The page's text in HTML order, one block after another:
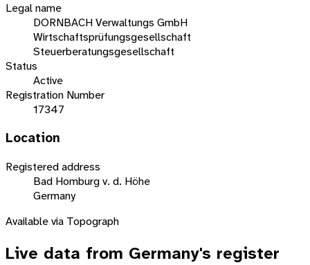
Legal name
DORNBACH Verwaltungs GmbH
Wirtschaftsprüfungsgesellschaft
Steuerberatungsgesellschaft
Status
Active
Registration Number
17347
Location
Registered address
Bad Homburg v. d. Höhe
Germany
Available via Topograph
Live data from Germany's register